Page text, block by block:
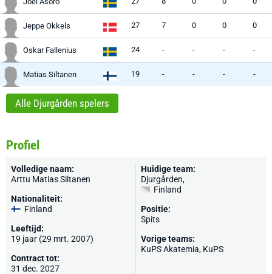
Jeppe Okkels 27 7 0 0 0
Oskar Fallenius 24 - - - -
Matias Siltanen 19 - - - -
Alle Djurgården spelers
Profiel
Volledige naam:
Arttu Matias Siltanen
Nationaliteit:
Finland
Leeftijd:
19 jaar (29 mrt. 2007)
Contract tot:
31 dec. 2027
Huidige team:
Djurgården,
Finland
Positie:
Spits
Vorige teams:
KuPS Akatemia, KuPS